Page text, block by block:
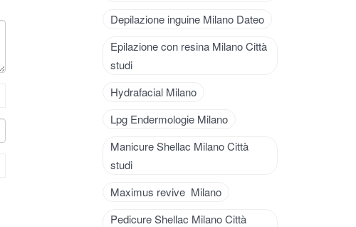
Depilazione inguine Milano Dateo
Epilazione con resina Milano Città
studi
Hydrafacial Milano
Lpg Endermologie Milano
Manicure Shellac Milano Città
studi
Maximus revive Milano
Pedicure Shellac Milano Città